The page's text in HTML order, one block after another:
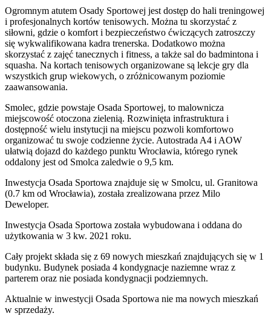
Ogromnym atutem Osady Sportowej jest dostęp do hali treningowej
i profesjonalnych kortów tenisowych. Można tu skorzystać z
siłowni, gdzie o komfort i bezpieczeństwo ćwiczących zatroszczy
się wykwalifikowana kadra trenerska. Dodatkowo można
skorzystać z zajęć tanecznych i fitness, a także sal do badmintona i
squasha. Na kortach tenisowych organizowane są lekcje gry dla
wszystkich grup wiekowych, o zróżnicowanym poziomie
zaawansowania.
Smolec, gdzie powstaje Osada Sportowej, to malownicza
miejscowość otoczona zielenią. Rozwinięta infrastruktura i
dostępność wielu instytucji na miejscu pozwoli komfortowo
organizować tu swoje codzienne życie. Autostrada A4 i AOW
ułatwią dojazd do każdego punktu Wrocławia, którego rynek
oddalony jest od Smolca zaledwie o 9,5 km.
Inwestycja Osada Sportowa znajduje się w Smolcu, ul. Granitowa
(0.7 km od Wrocławia), została zrealizowana przez Milo
Deweloper.
Inwestycja Osada Sportowa została wybudowana i oddana do
użytkowania w 3 kw. 2021 roku.
Cały projekt składa się z 69 nowych mieszkań znajdujących się w 1
budynku. Budynek posiada 4 kondygnacje naziemne wraz z
parterem oraz nie posiada kondygnacji podziemnych.
Aktualnie w inwestycji Osada Sportowa nie ma nowych mieszkań
w sprzedaży.